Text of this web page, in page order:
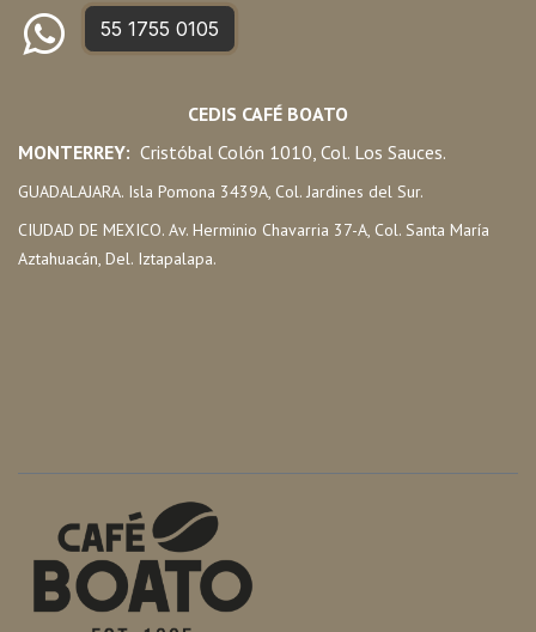
55 1755 0105
CEDIS CAFÉ BOATO
MONTERREY: Cristóbal Colón 1010, Col. Los Sauces.
GUADALAJARA. Isla Pomona 3439A, Col. Jardines del Sur.
CIUDAD DE MEXICO. Av. Herminio Chavarria 37-A, Col. Santa María
Aztahuacán, Del. Iztapalapa.